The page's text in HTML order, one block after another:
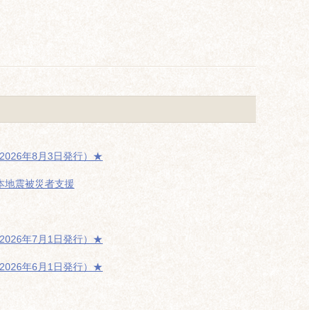
年8月3日発行）★
地震被災者支援
年7月1日発行）★
年6月1日発行）★